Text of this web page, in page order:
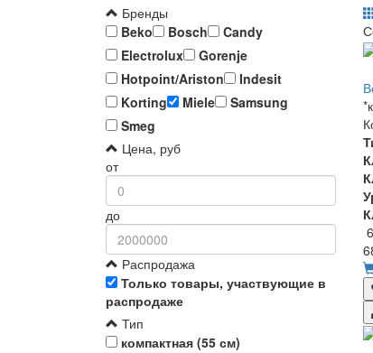
Бренды
Beko
Bosch
Candy
Electrolux
Gorenje
Hotpoint/Ariston
Indesit
Korting
Miele
Samsung
Smeg
Цена, руб
от
до
Распродажа
Только товары, участвующие в
распродаже
Тип
компактная (55 см)